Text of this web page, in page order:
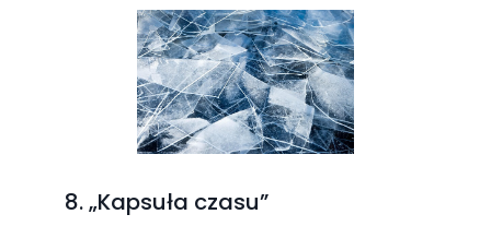
8. „Kapsuła czasu”